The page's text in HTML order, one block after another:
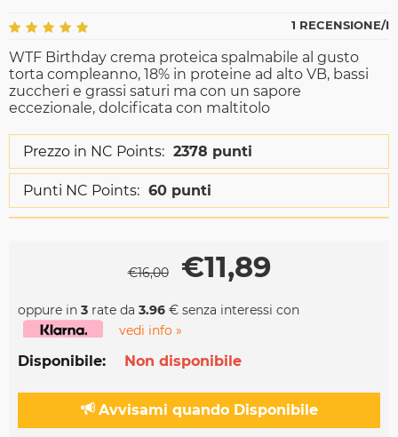
1 RECENSIONE/I
WTF Birthday crema proteica spalmabile al gusto
torta compleanno, 18% in proteine ad alto VB, bassi
zuccheri e grassi saturi ma con un sapore
eccezionale, dolcificata con maltitolo
Prezzo in NC Points: 2378 punti
Punti NC Points: 60 punti
€16,00 €11,89
oppure in 3 rate da 3.96 € senza interessi con
vedi info »
Disponibile: Non disponibile
Avvisami quando Disponibile